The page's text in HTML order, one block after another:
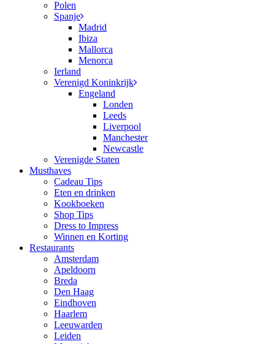
Polen
Spanje
Madrid
Ibiza
Mallorca
Menorca
Ierland
Verenigd Koninkrijk
Engeland
Londen
Leeds
Liverpool
Manchester
Newcastle
Verenigde Staten
Musthaves
Cadeau Tips
Eten en drinken
Kookboeken
Shop Tips
Dress to Impress
Winnen en Korting
Restaurants
Amsterdam
Apeldoorn
Breda
Den Haag
Eindhoven
Haarlem
Leeuwarden
Leiden